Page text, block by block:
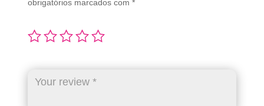
obrigatórios marcados com *